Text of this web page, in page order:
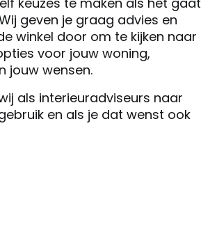
geven je graag advies en
winkel door om te kijken naar
voor jouw woning,
jouw wensen.
als interieuradviseurs naar
en als je dat wenst ook